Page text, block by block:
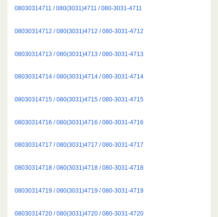
08030314711 / 080(3031)4711 / 080-3031-4711
08030314712 / 080(3031)4712 / 080-3031-4712
08030314713 / 080(3031)4713 / 080-3031-4713
08030314714 / 080(3031)4714 / 080-3031-4714
08030314715 / 080(3031)4715 / 080-3031-4715
08030314716 / 080(3031)4716 / 080-3031-4716
08030314717 / 080(3031)4717 / 080-3031-4717
08030314718 / 080(3031)4718 / 080-3031-4718
08030314719 / 080(3031)4719 / 080-3031-4719
08030314720 / 080(3031)4720 / 080-3031-4720